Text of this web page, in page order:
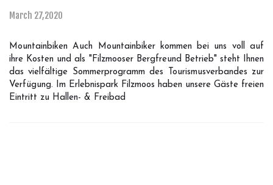
March 27,2020
Mountainbiken Auch Mountainbiker kommen bei uns voll auf
ihre Kosten und als "Filzmooser Bergfreund Betrieb" steht Ihnen
das vielfältige Sommerprogramm des Tourismusverbandes zur
Verfügung. Im Erlebnispark Filzmoos haben unsere Gäste freien
Eintritt zu Hallen- & Freibad